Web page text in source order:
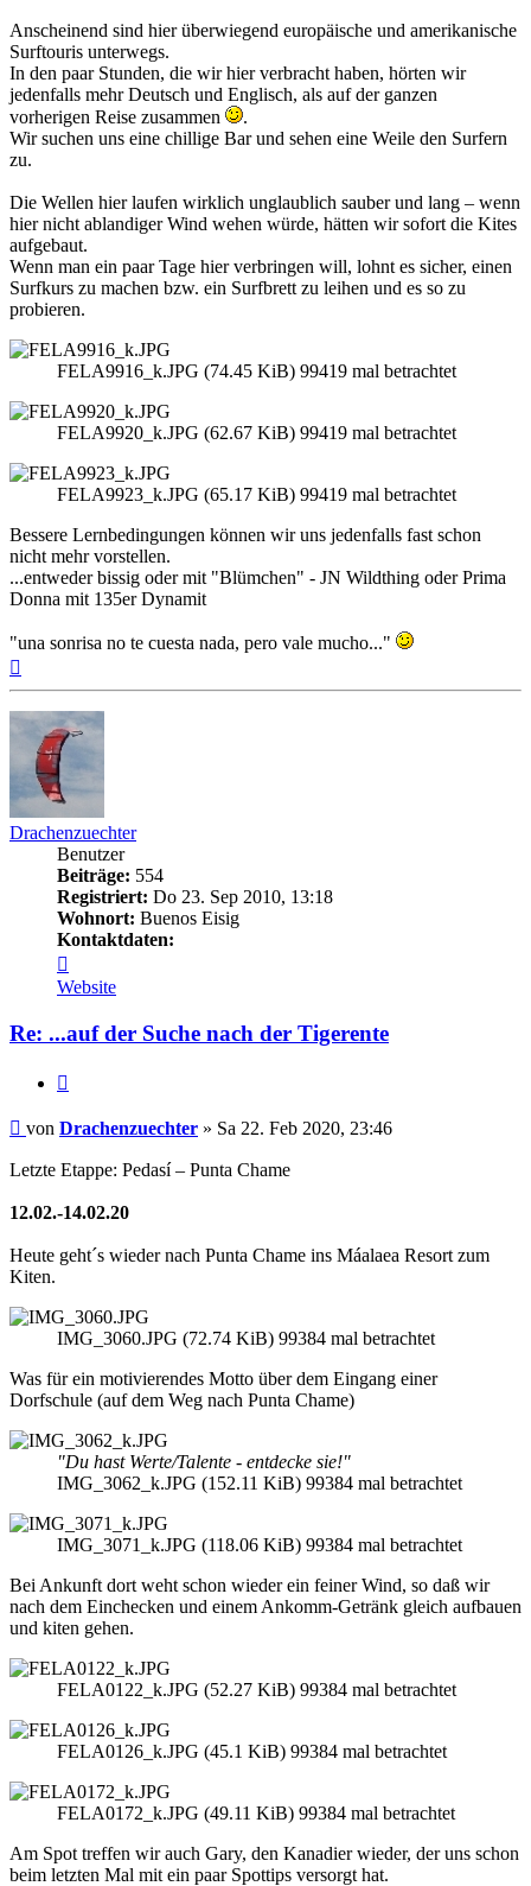
Anscheinend sind hier überwiegend europäische und amerikanische
Surftouris unterwegs.
In den paar Stunden, die wir hier verbracht haben, hörten wir
jedenfalls mehr Deutsch und Englisch, als auf der ganzen
vorherigen Reise zusammen
.
Wir suchen uns eine chillige Bar und sehen eine Weile den Surfern
zu.
Die Wellen hier laufen wirklich unglaublich sauber und lang – wenn
hier nicht ablandiger Wind wehen würde, hätten wir sofort die Kites
aufgebaut.
Wenn man ein paar Tage hier verbringen will, lohnt es sicher, einen
Surfkurs zu machen bzw. ein Surfbrett zu leihen und es so zu
probieren.
FELA9916_k.JPG (74.45 KiB) 99419 mal betrachtet
FELA9920_k.JPG (62.67 KiB) 99419 mal betrachtet
FELA9923_k.JPG (65.17 KiB) 99419 mal betrachtet
Bessere Lernbedingungen können wir uns jedenfalls fast schon
nicht mehr vorstellen.
...entweder bissig oder mit "Blümchen" - JN Wildthing oder Prima
Donna mit 135er Dynamit
"una sonrisa no te cuesta nada, pero vale mucho..."
Drachenzuechter
Benutzer
Beiträge: 554
Registriert: Do 23. Sep 2010, 13:18
Wohnort: Buenos Eisig
Kontaktdaten:
von
Drachenzuechter
Website
Re: ...auf der Suche nach der Tigerente
Beitrag
von Drachenzuechter » Sa 22. Feb 2020, 23:46
Letzte Etappe: Pedasí – Punta Chame
12.02.-14.02.20
Heute geht´s wieder nach Punta Chame ins Máalaea Resort zum
Kiten.
IMG_3060.JPG (72.74 KiB) 99384 mal betrachtet
Was für ein motivierendes Motto über dem Eingang einer
Dorfschule (auf dem Weg nach Punta Chame)
"Du hast Werte/Talente - entdecke sie!"
IMG_3062_k.JPG (152.11 KiB) 99384 mal betrachtet
IMG_3071_k.JPG (118.06 KiB) 99384 mal betrachtet
Bei Ankunft dort weht schon wieder ein feiner Wind, so daß wir
nach dem Einchecken und einem Ankomm-Getränk gleich aufbauen
und kiten gehen.
FELA0122_k.JPG (52.27 KiB) 99384 mal betrachtet
FELA0126_k.JPG (45.1 KiB) 99384 mal betrachtet
FELA0172_k.JPG (49.11 KiB) 99384 mal betrachtet
Am Spot treffen wir auch Gary, den Kanadier wieder, der uns schon
beim letzten Mal mit ein paar Spottips versorgt hat.